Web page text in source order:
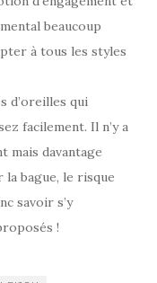
beaucoup
à tous les styles
d’oreilles qui
facilement. Il n’y a
mais davantage
la bague, le risque
savoir s’y
!